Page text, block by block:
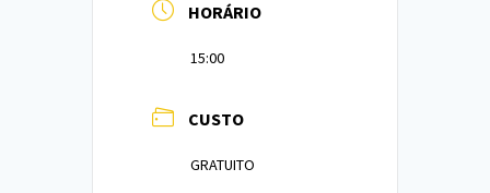
HORÁRIO
15:00
CUSTO
GRATUITO